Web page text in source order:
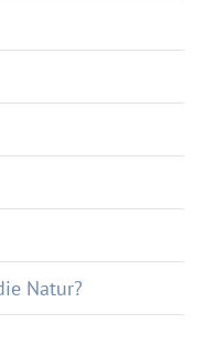
Natur?